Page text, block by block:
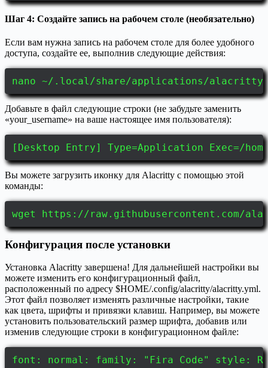
Шаг 4: Создайте запись на рабочем столе (необязательно)
Если вам нужна запись на рабочем столе для более удобного
доступа, создайте ее, выполнив следующие действия:
nano ~/.local/share/applications/
Добавьте в файл следующие строки (не забудьте заменить
«your_username» на ваше настоящее имя пользователя):
[Desktop Entry] Type=Application Exec=/
Вы можете загрузить иконку для Alacritty с помощью этой
команды:
wget https://raw.githubusercontent.com/
Конфигурация после установки
Установка Alacritty завершена! Для дальнейшей настройки вы
можете изменить его конфигурационный файл,
расположенный по адресу $HOME/.config/alacritty/alacritty.yml.
Этот файл позволяет изменять различные настройки, такие
как цвета, шрифты и привязки клавиш. Например, вы можете
установить пользовательский размер шрифта, добавив или
изменив следующие строки в конфигурационном файле:
font: normal: family: "Fira Code" style: